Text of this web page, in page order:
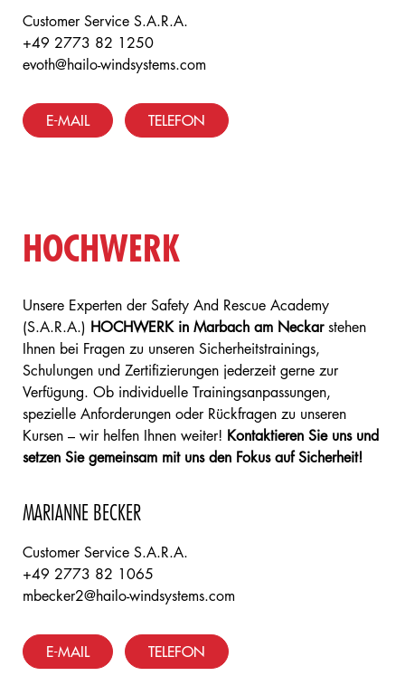
Customer Service S.A.R.A.
+49 2773 82 1250
evoth@hailo-windsystems.com
E-MAIL TELEFON
HOCHWERK
Unsere Experten der Safety And Rescue Academy
(S.A.R.A.) HOCHWERK in Marbach am Neckarstehen
Ihnen bei Fragen zu unseren Sicherheitstrainings,
Schulungen und Zertifizierungen jederzeit gerne zur
Verfügung. Ob individuelle Trainingsanpassungen,
spezielle Anforderungen oder Rückfragen zu unseren
Kursen – wir helfen Ihnen weiter! Kontaktieren Sie uns und
setzen Sie gemeinsam mit uns den Fokus auf Sicherheit!
MARIANNE BECKER
Customer Service S.A.R.A.
+49 2773 82 1065
mbecker2@hailo-windsystems.com
E-MAIL TELEFON